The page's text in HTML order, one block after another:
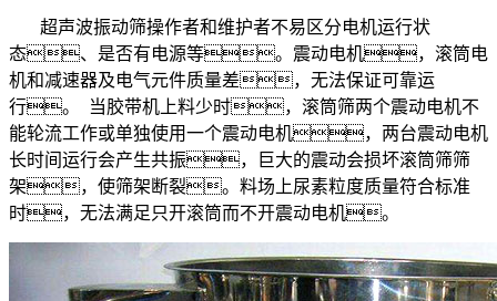
超声波振动筛操作者和维护者不易区分电机运行状
态、是否有电源等。震动电机，滚筒电
机和减速器及电气元件质量差，无法保证可靠运
行。 当胶带机上料少时，滚筒筛两个震动电机不
能轮流工作或单独使用一个震动电机，两台震动电机
长时间运行会产生共振，巨大的震动会损坏滚筒筛筛
架，使筛架断裂。料场上尿素粒度质量符合标准
时，无法满足只开滚筒而不开震动电机。